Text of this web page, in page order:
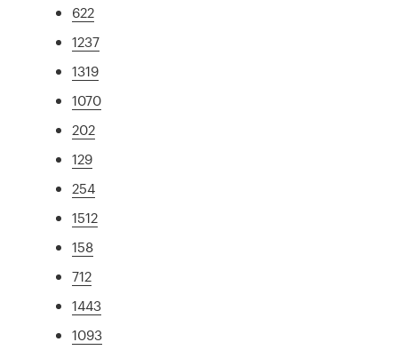
622
1237
1319
1070
202
129
254
1512
158
712
1443
1093